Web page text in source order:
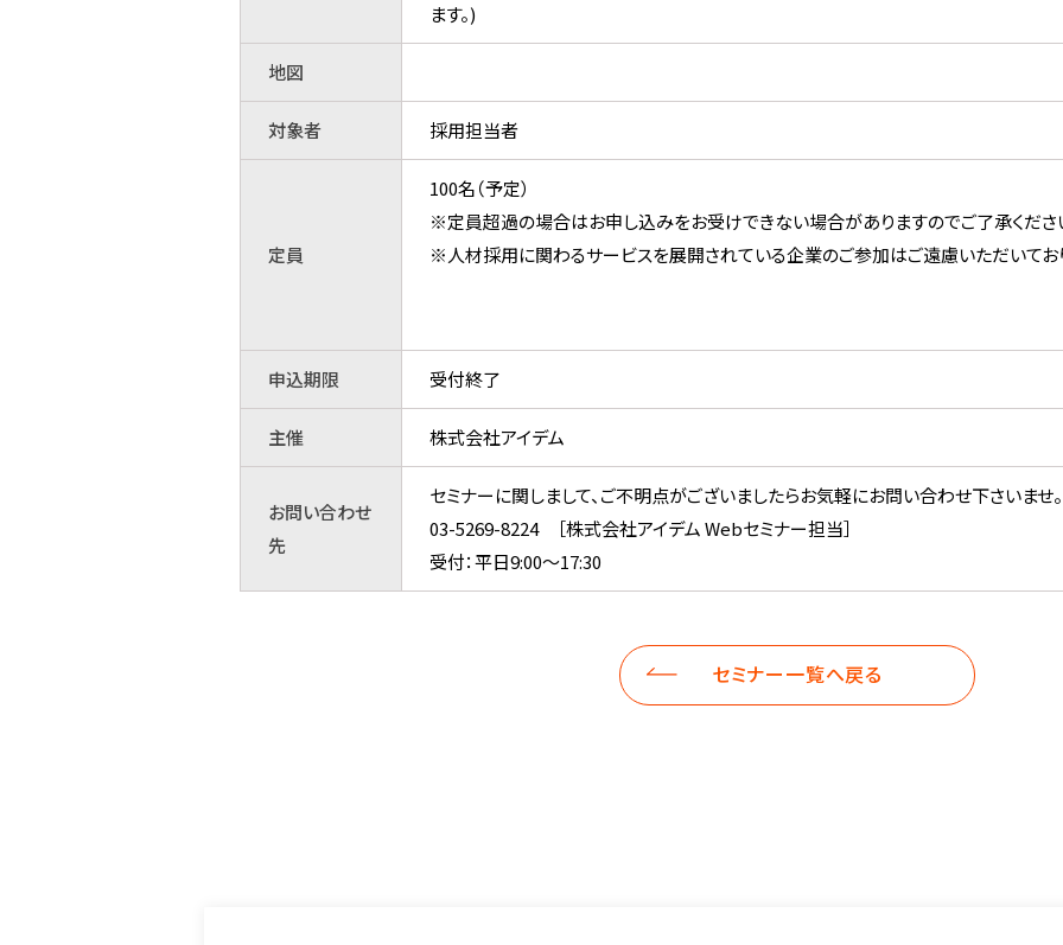
ます。)
地図
対象者 採用担当者
定員
100名（予定）
※定員超過の場合はお申し込みをお受けできない場合がありますのでご了承くださ
※人材採用に関わるサービスを展開されている企業のご参加はご遠慮いただいてお
申込期限 受付終了
主催 株式会社アイデム
お問い合わせ
先
セミナーに関しまして、ご不明点がございましたらお気軽にお問い合わせ下さいませ。
03-5269-8224 ［株式会社アイデム Webセミナー担当］
受付：平日9:00～17:30
セミナー一覧へ戻る